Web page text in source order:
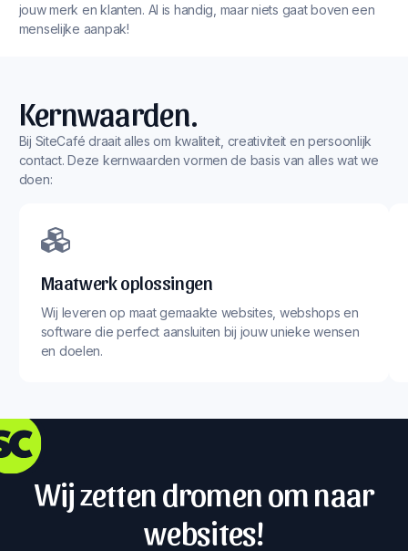
jouw merk en klanten. AI is handig, maar niets gaat boven een
menselijke aanpak!
Kernwaarden.
Bij SiteCafé draait alles om kwaliteit, creativiteit en persoonlijk
contact. Deze kernwaarden vormen de basis van alles wat we
doen:
Maatwerk oplossingen
Wij leveren op maat gemaakte websites, webshops en
software die perfect aansluiten bij jouw unieke wensen
en doelen.
Wij zetten dromen om naar
websites!